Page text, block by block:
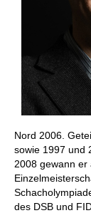
Nord 2006.
sowie 1997 und
2008 gewann
des DSB und